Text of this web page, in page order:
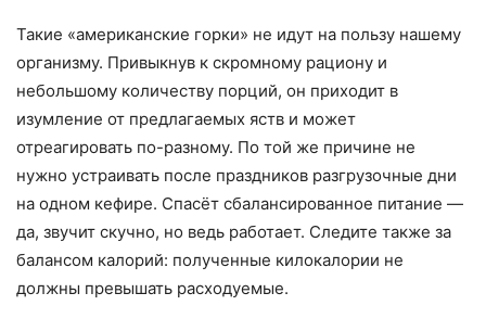
Такие «американские горки» не идут на пользу нашему
организму. Привыкнув к скромному рациону и
небольшому количеству порций, он приходит в
изумление от предлагаемых яств и может
отреагировать по-разному. По той же причине не
нужно устраивать после праздников разгрузочные дни
на одном кефире. Спасёт сбалансированное питание —
да, звучит скучно, но ведь работает. Следите также за
балансом калорий: полученные килокалории не
должны превышать расходуемые.